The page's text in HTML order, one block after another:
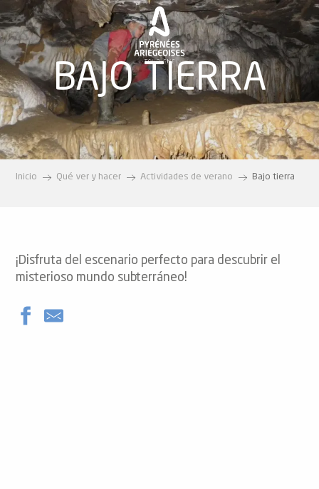
Aller
au
contenu
principal
BAJO TIERRA
Inicio Qué ver y hacer Actividades de verano Bajo tierra
¡Disfruta del escenario perfecto para descubrir el
misterioso mundo subterráneo!